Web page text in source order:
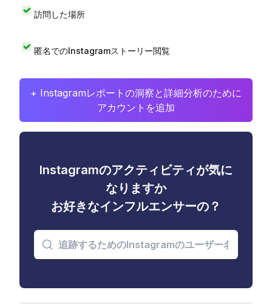
訪問した場所
匿名でのInstagramストーリー閲覧
+ Instagramレポートの洞察と詳細分析のために
アカウントを追加
Instagramのアクティビティが気に
なりますか
お好きなインフルエンサーの？